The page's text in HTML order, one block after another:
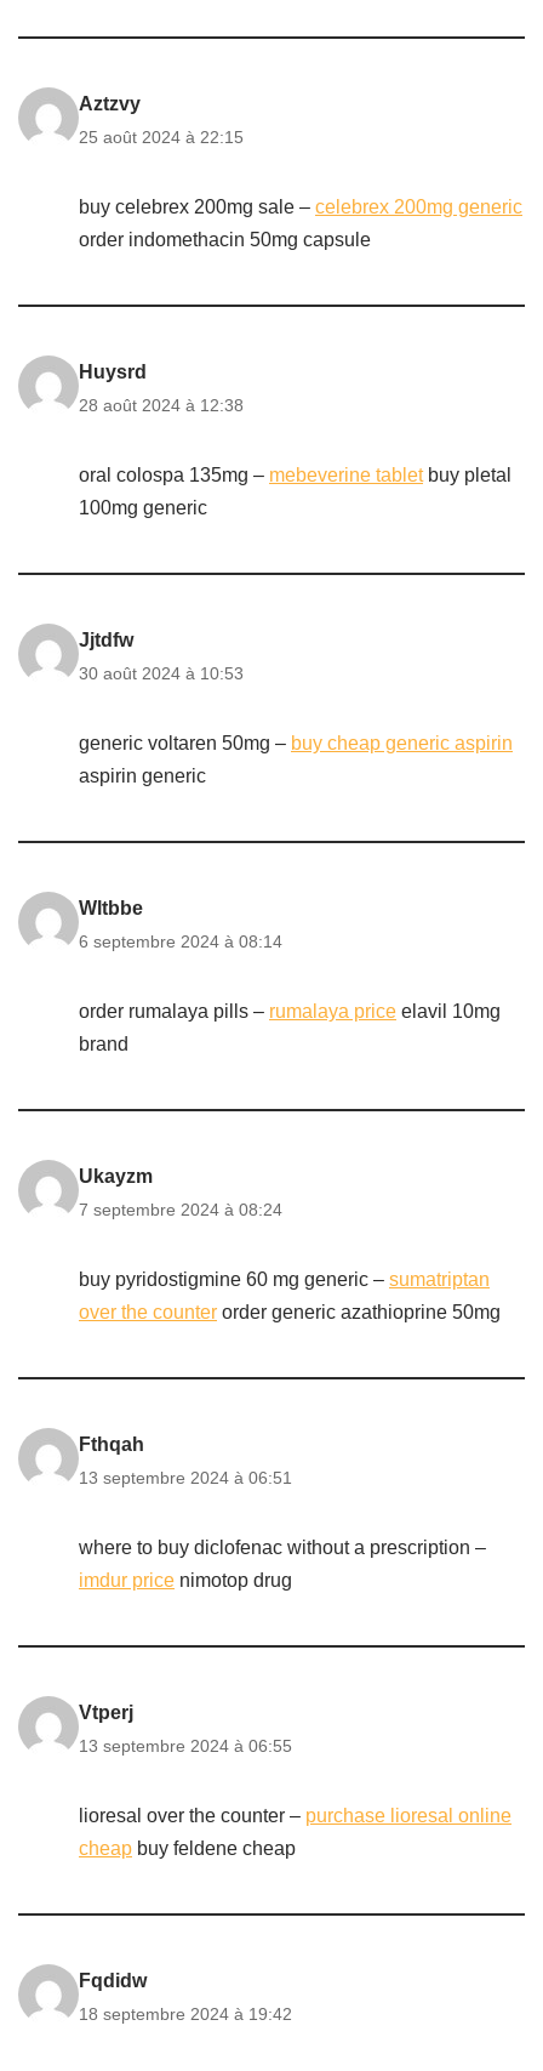
Aztzvy
25 août 2024 à 22:15
buy celebrex 200mg sale – celebrex 200mg generic
order indomethacin 50mg capsule
Huysrd
28 août 2024 à 12:38
oral colospa 135mg – mebeverine tabletbuy pletal
100mg generic
Jjtdfw
30 août 2024 à 10:53
generic voltaren 50mg – buy cheap generic aspirin
aspirin generic
Wltbbe
6 septembre 2024 à 08:14
order rumalaya pills – rumalaya price elavil 10mg
brand
Ukayzm
7 septembre 2024 à 08:24
buy pyridostigmine 60 mg generic – sumatriptan
over the counter order generic azathioprine 50mg
Fthqah
13 septembre 2024 à 06:51
where to buy diclofenac without a prescription –
imdur price nimotop drug
Vtperj
13 septembre 2024 à 06:55
lioresal over the counter – purchase lioresal online
cheap buy feldene cheap
Fqdidw
18 septembre 2024 à 19:42